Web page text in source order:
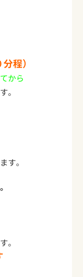
程）
から
。
す。
。